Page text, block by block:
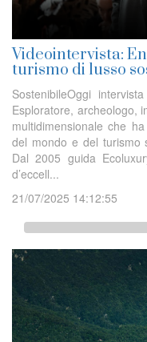
Videointervista:
turismo di lusso
SostenibileOggi
Esploratore, archeologo,
multidimensionale che
del mondo e del turismo
Dal 2005 guida
d’eccell...
21/07/2025 14:12:55